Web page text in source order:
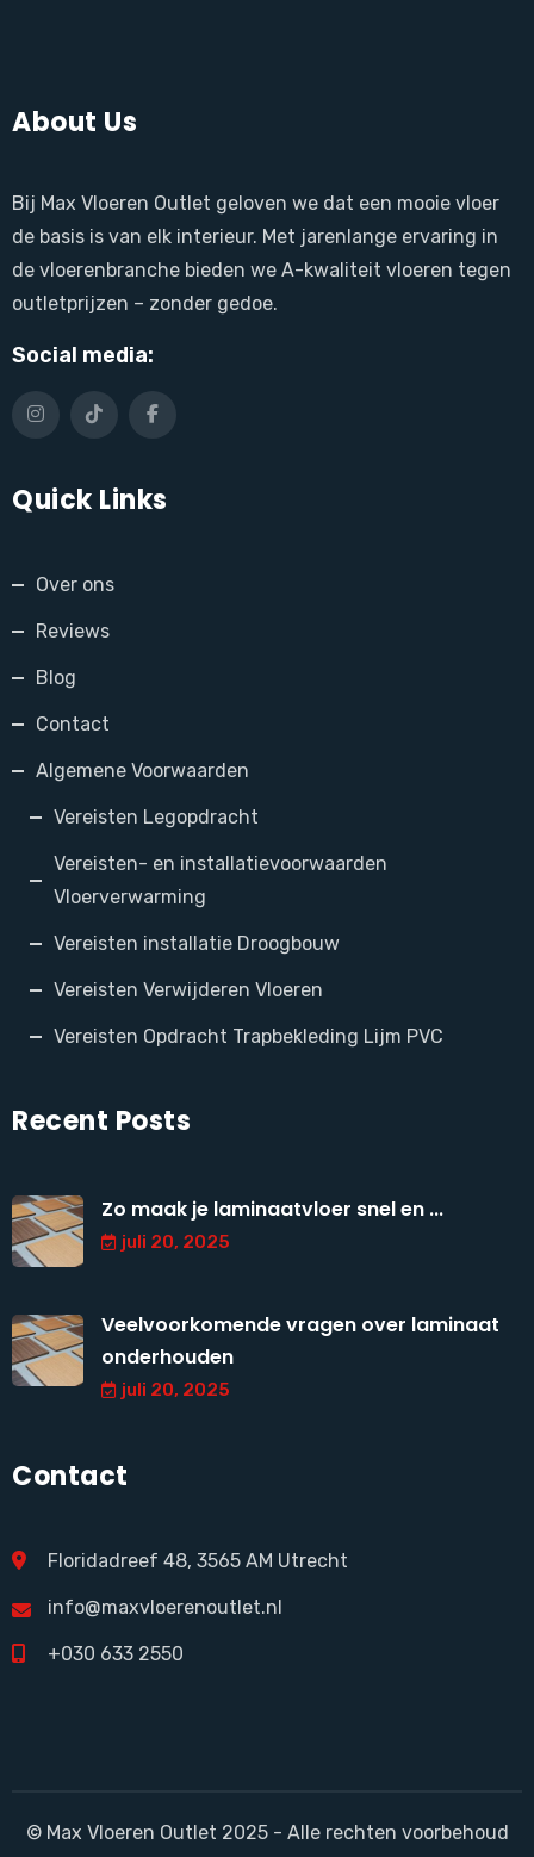
About Us
Bij Max Vloeren Outlet geloven we dat een mooie vloer
de basis is van elk interieur. Met jarenlange ervaring in
de vloerenbranche bieden we A-kwaliteit vloeren tegen
outletprijzen – zonder gedoe.
Social media:
Quick Links
Over ons
Reviews
Blog
Contact
Algemene Voorwaarden
Vereisten Legopdracht
Vereisten- en installatievoorwaarden
Vloerverwarming
Vereisten installatie Droogbouw
Vereisten Verwijderen Vloeren
Vereisten Opdracht Trapbekleding Lijm PVC
Recent Posts
Zo maak je laminaatvloer snel en ...
juli 20, 2025
Veelvoorkomende vragen over laminaat
onderhouden
juli 20, 2025
Contact
Floridadreef 48, 3565 AM Utrecht
info@maxvloerenoutlet.nl
+030 633 2550
© Max Vloeren Outlet 2025 - Alle rechten voorbehoud